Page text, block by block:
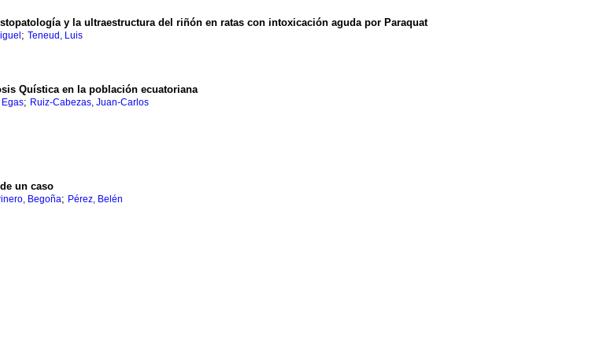
y la ultraestructura del riñón en ratas con intoxicación aguda por Paraquat
; Teneud, Luis
Quística en la población ecuatoriana
Egas; Ruiz-Cabezas, Juan-Carlos
un caso
Begoña; Pérez, Belén